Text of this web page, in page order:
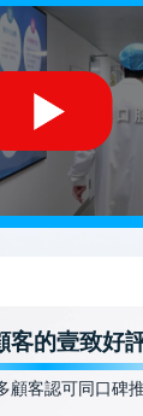
客的壹致好
顧客認可同口碑